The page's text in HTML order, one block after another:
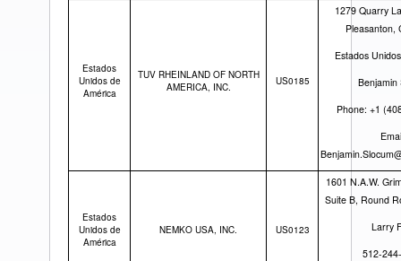
Estados
Unidos de
América
TUV RHEINLAND OF NORTH
AMERICA, INC.
US0185
1279 Quarry
Pleasanton,
Estados
Benjamin
Phone: +1
Estados
Unidos de
América
NEMKO USA, INC. US0123
1601 N.A.W.
Suite B, Round
Larry
512-